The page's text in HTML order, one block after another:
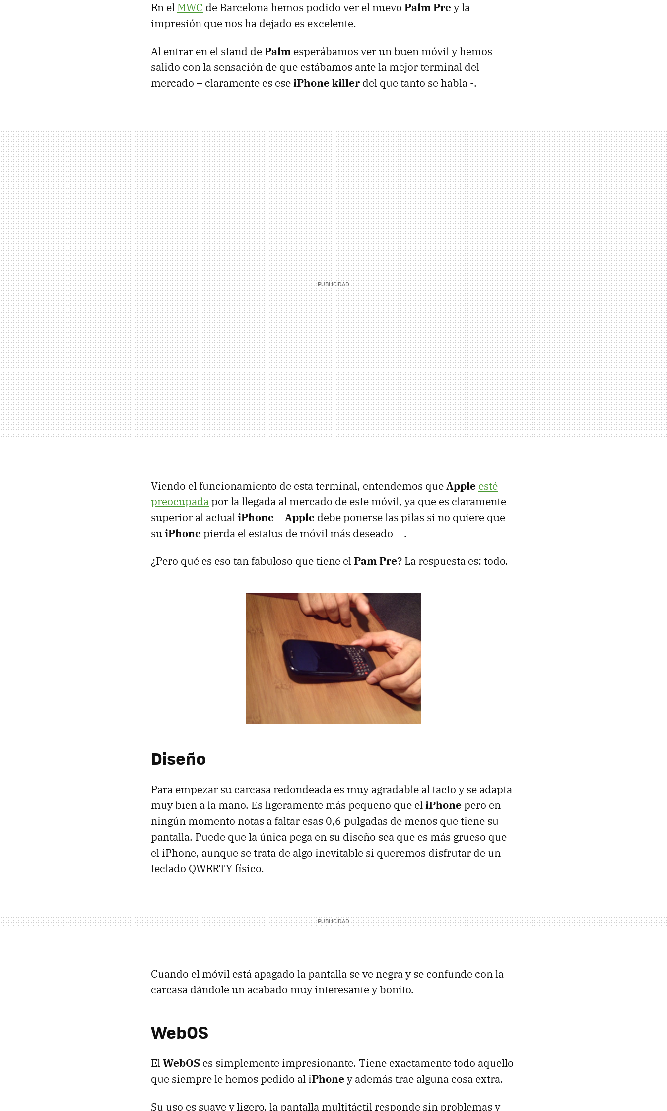
En el MWC de Barcelona hemos podido ver el nuevo Palm Pre y la
impresión que nos ha dejado es excelente.
Al entrar en el stand dePalm esperábamos ver un buen móvil y hemos
salido con la sensación de que estábamos ante la mejor terminal del
mercado – claramente es eseiPhone killer del que tanto se habla -.
Viendo el funcionamiento de esta terminal, entendemos queApple esté
preocupadapor la llegada al mercado de este móvil, ya que es claramente
superior al actualiPhone –Apple debe ponerse las pilas si no quiere que
suiPhone pierda el estatus de móvil más deseado – .
¿Pero qué es eso tan fabuloso que tiene elPam Pre? La respuesta es: todo.
Diseño
Para empezar su carcasa redondeada es muy agradable al tacto y se adapta
muy bien a la mano. Es ligeramente más pequeño que eliPhone pero en
ningún momento notas a faltar esas 0,6 pulgadas de menos que tiene su
pantalla. Puede que la única pega en su diseño sea que es más grueso que
el iPhone, aunque se trata de algo inevitable si queremos disfrutar de un
teclado QWERTY físico.
Cuando el móvil está apagado la pantalla se ve negra y se confunde con la
carcasa dándole un acabado muy interesante y bonito.
WebOS
ElWebOS es simplemente impresionante. Tiene exactamente todo aquello
que siempre le hemos pedido al iPhone y además trae alguna cosa extra.
Su uso es suave y ligero, la pantalla multitáctil responde sin problemas y